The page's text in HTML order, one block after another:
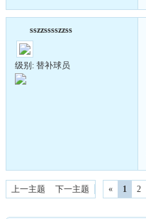
sszzsssszzss
级别: 替补球员
上一主题 下一主题 « 1 2